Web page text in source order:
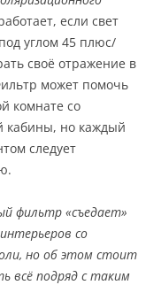
если свет
углом 45 плюс/
своё отражение в
может помочь
комнате со
кабины, но каждый
следует
фильтр «съедает»
со
но об этом стоит
всё подряд с таким